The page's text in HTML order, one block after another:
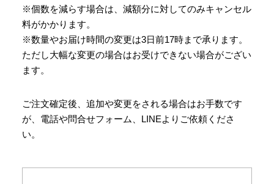
※個数を減らす場合は、減額分に対してのみキャンセル
料がかかります。
※数量やお届け時間の変更は3日前17時まで承ります。
ただし大幅な変更の場合はお受けできない場合がござい
ます。
ご注文確定後、追加や変更をされる場合はお手数です
が、電話や問合せフォーム、LINEよりご依頼くださ
い。